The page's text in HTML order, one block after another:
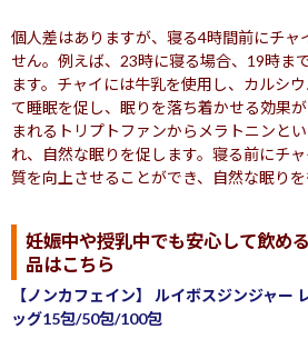
個人差はありますが、寝る4時間前にチャ
せん。例えば、23時に寝る場合、19時ま
ます。チャイには牛乳を使用し、カルシ
て睡眠を促し、眠りを落ち着かせる効果
まれるトリプトファンからメラトニンと
れ、自然な眠りを促します。寝る前にチ
質を向上させることができ、自然な眠りを
妊娠中や授乳中でも安心して飲め
品はこちら
【ノンカフェイン】 ルイボスジンジャー
ッグ15包/50包/100包